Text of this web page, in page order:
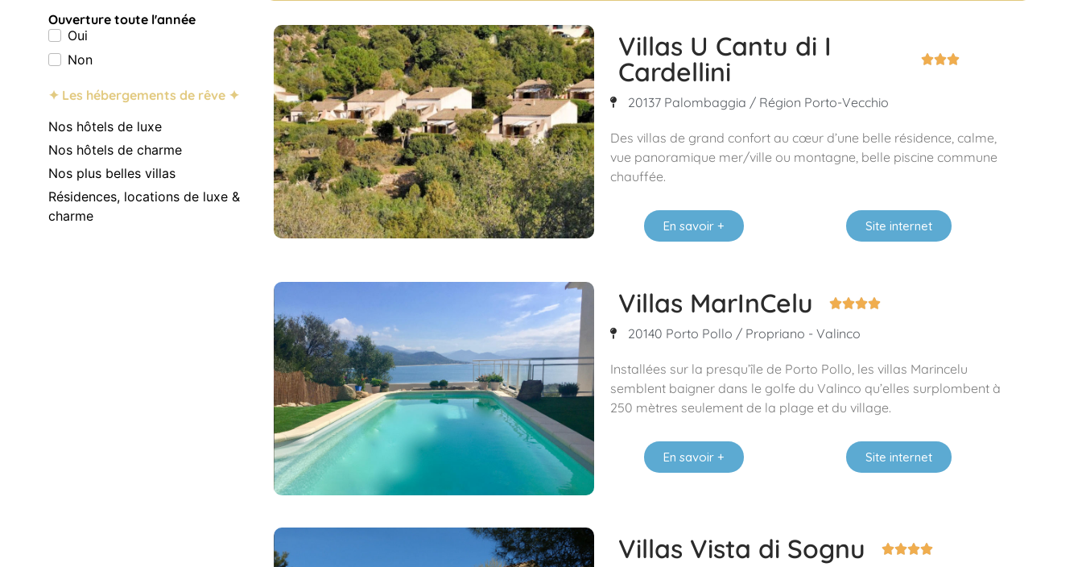
Ouverture toute l'année
Oui
Non
✦ Les hébergements de rêve ✦
Nos hôtels de luxe
Nos hôtels de charme
Nos plus belles villas
Résidences, locations de luxe &
charme
Villas U Cantu di I
Cardellini

20137 Palombaggia / Région Porto-Vecchio
Des villas de grand confort au cœur d’une belle résidence, calme,
vue panoramique mer/ville ou montagne, belle piscine commune
chauffée.
En savoir + Site internet
Villas MarInCelu 
20140 Porto Pollo / Propriano - Valinco
Installées sur la presqu’île de Porto Pollo, les villas Marincelu
semblent baigner dans le golfe du Valinco qu’elles surplombent à
250 mètres seulement de la plage et du village.
En savoir + Site internet
Villas Vista di Sognu 